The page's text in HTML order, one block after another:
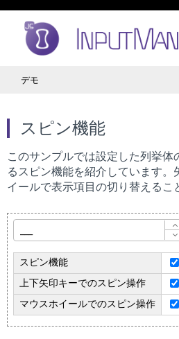
デモ
スピン機能
このサンプルでは設定した列挙体
るスピン機能を紹介しています。
イールで表示項目の切り替えるこ